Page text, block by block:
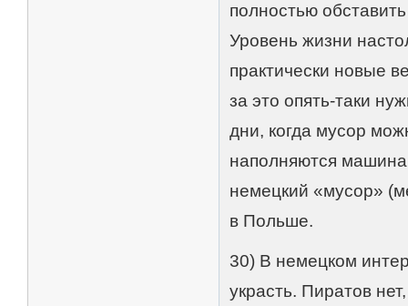
полностью
Уровень жизни
практически новые
за это опять-таки
дни, когда мусор
наполняются
немецкий «мусор»
в Польше.
30) В немецком
украсть. Пиратов